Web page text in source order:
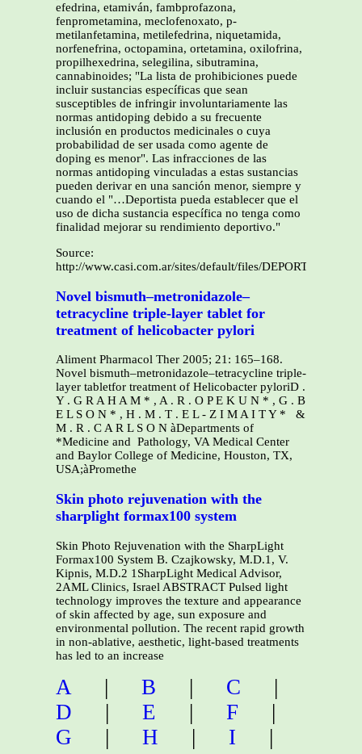
Source:
http://www.casi.com.ar/sites/default/files/
Novel bismuth–metronidazole–
tetracycline triple-layer tablet for
treatment of helicobacter pylori
Aliment Pharmacol Ther 2005; 21: 165–168.
Novel bismuth–metronidazole–tetracycline triple-
layer tabletfor treatment of Helicobacter pyloriD .
Y . G R A H A M * , A . R . O P E K U N * , G . B
E L S O N * , H . M . T . E L - Z I M A I T Y * &
M . R . C A R L S O N àDepartments of
*Medicine and Pathology, VA Medical Center
and Baylor College of Medicine, Houston, TX,
USA;àPromethe
Skin photo rejuvenation with the
sharplight formax100 system
Skin Photo Rejuvenation with the SharpLight
Formax100 System B. Czajkowsky, M.D.1, V.
Kipnis, M.D.2 1SharpLight Medical Advisor,
2AML Clinics, Israel ABSTRACT Pulsed light
technology improves the texture and appearance
of skin affected by age, sun exposure and
environmental pollution. The recent rapid growth
in non-ablative, aesthetic, light-based treatments
has led to an increase
A | B | C
|
D
| E | F
|
G
| H | I
|